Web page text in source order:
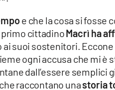
e che la cosa si fosse
primo cittadinoMacrì ha
ai suoi sostenitori.
ogni accusa che mi è
dall’essere semplici
raccontano unastoria